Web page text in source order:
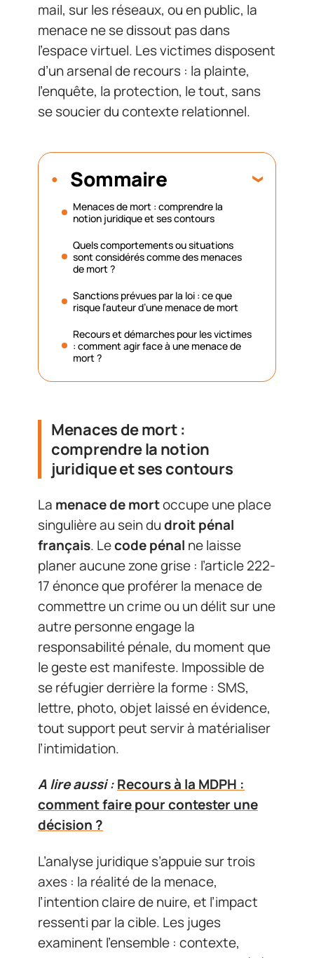
mail, sur les réseaux, ou en public, la
menace ne se dissout pas dans
l’espace virtuel. Les victimes disposent
d’un arsenal de recours : la plainte,
l’enquête, la protection, le tout, sans
se soucier du contexte relationnel.
Sommaire
Menaces de mort : comprendre la
notion juridique et ses contours
Quels comportements ou situations
sont considérés comme des menaces
de mort ?
Sanctions prévues par la loi : ce que
risque l’auteur d’une menace de mort
Recours et démarches pour les victimes
: comment agir face à une menace de
mort ?
Menaces de mort :
comprendre la notion
juridique et ses contours
La menace de mortoccupe une place
singulière au sein dudroit pénal
français. Lecode pénal ne laisse
planer aucune zone grise : l’article 222-
17 énonce que proférer la menace de
commettre un crime ou un délit sur une
autre personne engage la
responsabilité pénale, du moment que
le geste est manifeste. Impossible de
se réfugier derrière la forme : SMS,
lettre, photo, objet laissé en évidence,
tout support peut servir à matérialiser
l’intimidation.
A lire aussi :Recours à la MDPH :
comment faire pour contester une
décision ?
L’analyse juridique s’appuie sur trois
axes : la réalité de la menace,
l’intention claire de nuire, et l’impact
ressenti par la cible. Les juges
examinent l’ensemble : contexte,